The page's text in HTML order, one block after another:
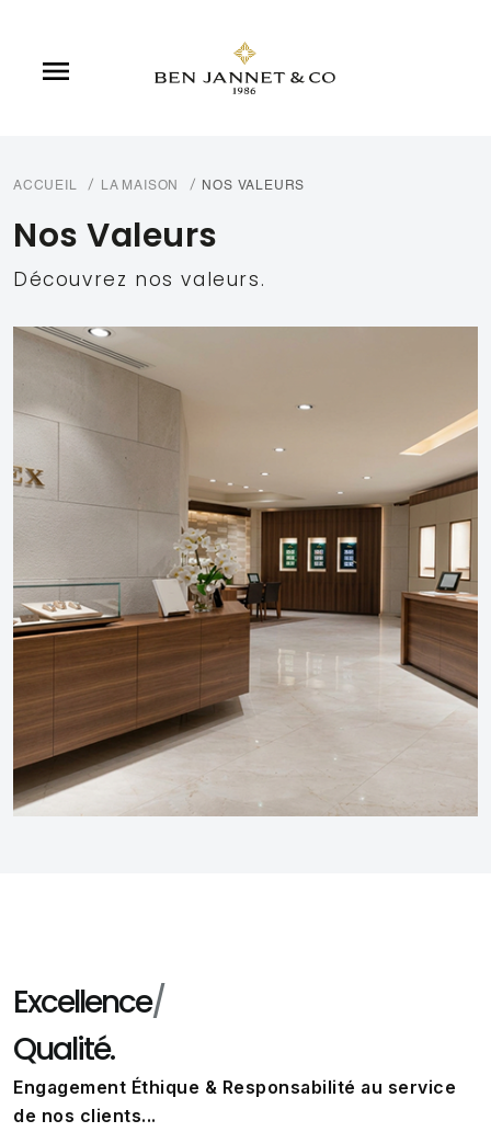

ACCUEIL LA MAISON NOS VALEURS
Nos Valeurs
Découvrez nos valeurs.
Excellence/
Qualité.
Engagement Éthique & Responsabilité au service
de nos clients...